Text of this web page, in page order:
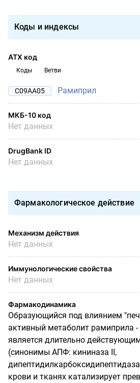
Коды и индексы
АТХ код
Коды Ветви
C09AA05 Рамиприл
МКБ-10 код
Нет данных
DrugBank ID
Нет данных
Фармакологическое действие
Механизм действия
Нет данных
Иммунологические свойства
Нет данных
Фармакодинамика
Образующийся под влиянием
активный метаболит рамиприла
является длительно
(синонимы АПФ: кининаза II,
крови и тканях катализирует